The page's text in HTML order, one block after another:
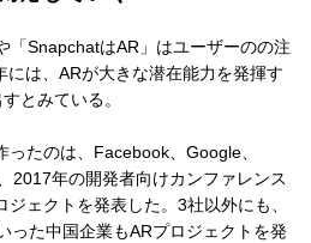
「SnapchatはAR」はユーザーのの注
には、ARが大きな潜在能力を発揮す
とみている。
たのは、Facebook、Google、
2017年の開発者向けカンファレンス
ェクトを発表した。3社以外にも、
った中国企業もARプロジェクトを発